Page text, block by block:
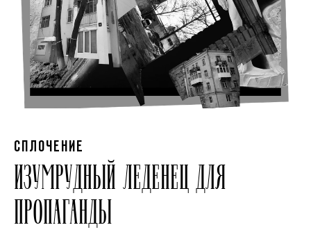
СПЛОЧЕНИЕ
ИЗУМРУДНЫЙ ЛЕДЕНЕЦ ДЛЯ
ПРОПАГАНДЫ